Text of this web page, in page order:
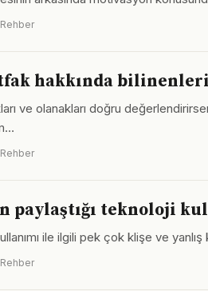
hakkında
ve olanakları doğru
teknoloji
ile ilgili pek çok klişe ve yanlış